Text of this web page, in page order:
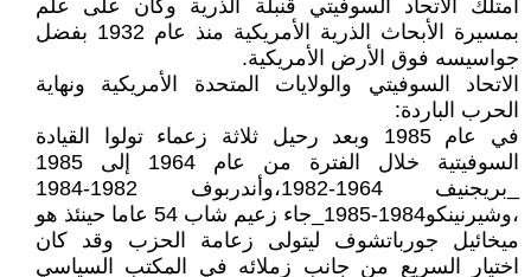
أمتلك الاتحاد السوفيتي قنبلة الذرية وكان على علم
بمسيرة الأبحاث الذرية الأمريكية منذ عام 1932 بفضل
جواسيسه فوق الأرض الأمريكية.
الاتحاد السوفيتي والولايات المتحدة الأمريكية ونهاية
الحرب الباردة:
في عام 1985 وبعد رحيل ثلاثة زعماء تولوا القيادة
السوفيتية خلال الفترة من عام 1964 إلى 1985
_بريجنيف 1964-1982،وأندربوف 1982-1984
،وشيرنينكو1984-1985_جاء زعيم شاب 54 عاما حينئذ هو
ميخائيل جورباتشوف ليتولى زعامة الحزب وقد كان
اختيار السريع من جانب زملائه في المكتب السياسي